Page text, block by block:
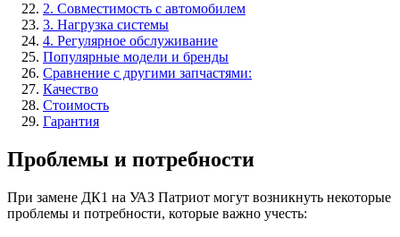
2. Совместимость с автомобилем
3. Нагрузка системы
4. Регулярное обслуживание
Популярные модели и бренды
Сравнение с другими запчастями:
Качество
Стоимость
Гарантия
Проблемы и потребности
При замене ДК1 на УАЗ Патриот могут возникнуть некоторые
проблемы и потребности, которые важно учесть: